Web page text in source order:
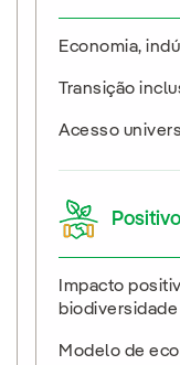
Economia,
Transição
Acesso
Impacto
Modelo de